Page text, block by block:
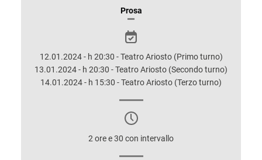
INFORMAZIONIProsa
12.01.2024 - h 20:30 - Teatro Ariosto (Primo turno)
13.01.2024 - h 20:30 - Teatro Ariosto (Secondo turno)
14.01.2024 - h 15:30 - Teatro Ariosto (Terzo turno)
2 ore e 30 con intervallo